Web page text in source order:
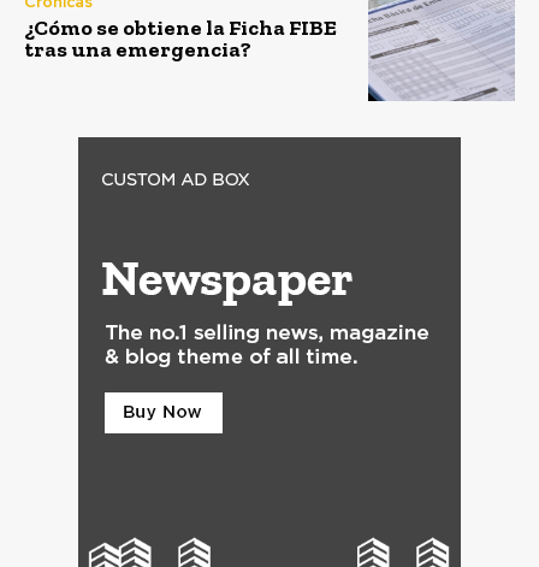
¿Cómo se obtiene la Ficha FIBE
tras una emergencia?